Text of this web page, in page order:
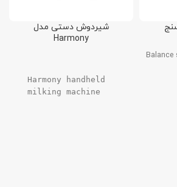
Balance
شیردوش دستی مدل
Harmony
Harmony handheld
milking machine